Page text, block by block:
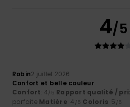
4/5
Robin2 juillet 2026
Confort et belle couleur
Confort: 4/5 Rapport qualité /
parfaite Matière: 4 /5 Coloris: 5 /5